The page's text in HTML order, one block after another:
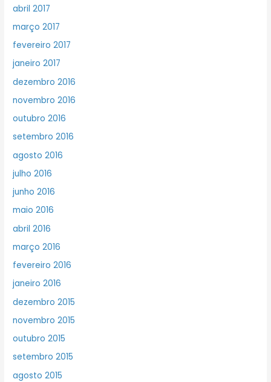
abril 2017
março 2017
fevereiro 2017
janeiro 2017
dezembro 2016
novembro 2016
outubro 2016
setembro 2016
agosto 2016
julho 2016
junho 2016
maio 2016
abril 2016
março 2016
fevereiro 2016
janeiro 2016
dezembro 2015
novembro 2015
outubro 2015
setembro 2015
agosto 2015